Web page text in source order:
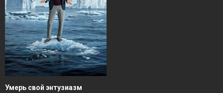
Умерь свой энтузиазм